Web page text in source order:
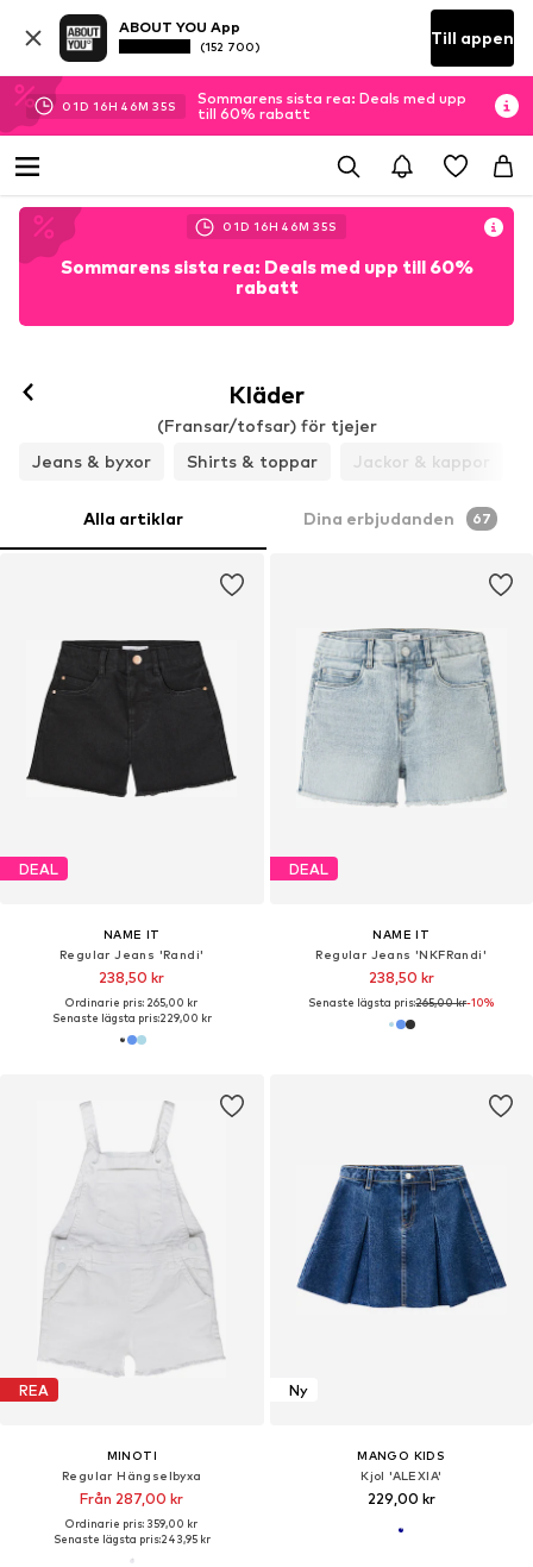
ABOUT YOU App
(152 700) Till appen
01D 16H 46M 34S
Sommarens sista rea: Deals med upp
till 60% rabatt
01D 16H 46M 34S
Sommarens sista rea: Deals med upp till 60%
rabatt
Kläder
(Fransar/tofsar) för tjejer
Jeans & byxor
Shirts & toppar Jackor & kappor
Alla artiklar Dina erbjudanden 67
DEAL
NAME IT
Regular Jeans 'Randi'
238,50 kr
Ordinarie pris: 265,00 kr
Senaste lägsta pris:229,00 kr
DEAL
NAME IT
Regular Jeans 'NKFRandi'
238,50 kr
Senaste lägsta pris:265,00 kr-10%
REA
MINOTI
Regular Hängselbyxa
Från 287,00 kr
Ordinarie pris: 359,00 kr
Senaste lägsta pris:243,95 kr
Ny
MANGO KIDS
Kjol 'ALEXIA'
229,00 kr